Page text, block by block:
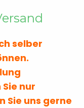
selber
nur
Sie uns gerne